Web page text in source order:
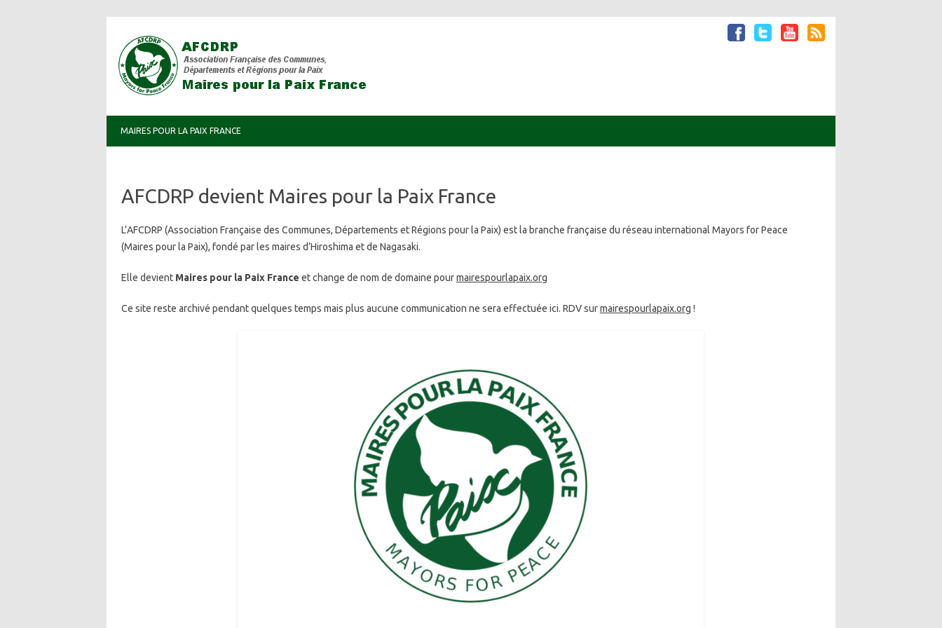
MAIRES POUR LA PAIX FRANCE
AFCDRP devient Maires pour la Paix France
L’AFCDRP (Association Française des Communes, Départements et Régions pour la Paix) est la branche française du réseau international Mayors for Peace
(Maires pour la Paix), fondé par les maires d’Hiroshima et de Nagasaki.
Elle devient Maires pour la Paix France et change de nom de domaine pourmairespourlapaix.org
Ce site reste archivé pendant quelques temps mais plus aucune communication ne sera effectuée ici. RDV surmairespourlapaix.org !